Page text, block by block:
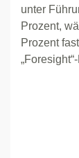
unter
Prozent,
Prozent